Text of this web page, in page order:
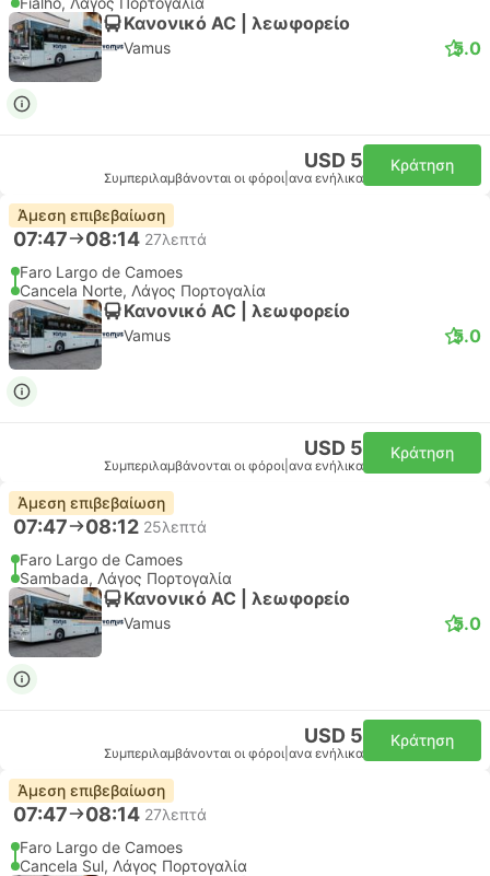
Κανονικό AC | λεωφορείο
Vamus 5.0
USD 5
Συμπεριλαμβάνονται οι φόροι ανα ενήλικα
Κράτηση
Άμεση επιβεβαίωση
07:47 08:14 27λεπτά
Faro Largo de Camoes
Cancela Norte, Λάγος Πορτογαλία
Κανονικό AC | λεωφορείο
Vamus 5.0
USD 5
Συμπεριλαμβάνονται οι φόροι ανα ενήλικα
Κράτηση
Άμεση επιβεβαίωση
07:47 08:12 25λεπτά
Faro Largo de Camoes
Sambada, Λάγος Πορτογαλία
Κανονικό AC | λεωφορείο
Vamus 5.0
USD 5
Συμπεριλαμβάνονται οι φόροι ανα ενήλικα
Κράτηση
Άμεση επιβεβαίωση
07:47 08:14 27λεπτά
Faro Largo de Camoes
Cancela Sul, Λάγος Πορτογαλία